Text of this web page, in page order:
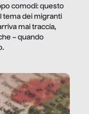
comodi: questo
tema dei migranti
mai traccia,
– quando